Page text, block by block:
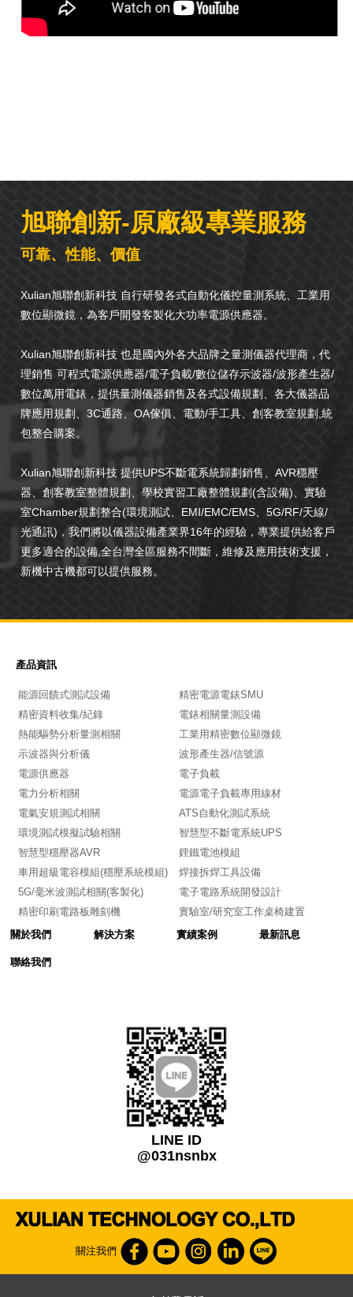
旭聯創新-原廠級專業服務
可靠、性能、價值
Xulian旭聯創新科技 自行研發各式自動化儀控量測系統、工業用
數位顯微鏡，為客戶開發客製化大功率電源供應器。
Xulian旭聯創新科技 也是國內外各大品牌之量測儀器代理商，代
理銷售 可程式電源供應器/電子負載/數位儲存示波器/波形產生器/
數位萬用電錶，提供量測儀器銷售及各式設備規劃、各大儀器品
牌應用規劃、3C通路、OA傢俱、電動/手工具、創客教室規劃,統
包整合購案。
Xulian旭聯創新科技 提供UPS不斷電系統歸劃銷售、AVR穩壓
器、創客教室整體規劃、學校實習工廠整體規劃(含設備)、實驗
室Chamber規劃整合(環境測試、EMI/EMC/EMS、5G/RF/天線/
光通訊)，我們將以儀器設備產業界16年的經驗，專業提供給客戶
更多適合的設備,全台灣全區服務不間斷，維修及應用技術支援，
新機中古機都可以提供服務。
產品資訊
能源回饋式測試設備
精密電源電錶SMU
精密資料收集/紀錄
電錶相關量測設備
熱能驅勢分析量測相關
工業用精密數位顯微鏡
示波器與分析儀
波形產生器/信號源
電源供應器
電子負載
電力分析相關
電源電子負載專用線材
電氣安規測試相關
ATS自動化測試系統
環境測試模擬試驗相關
智慧型不斷電系統UPS
智慧型穩壓器AVR
鋰鐵電池模組
車用超級電容模組(穩壓系統模組)
焊接拆焊工具設備
5G/毫米波測試相關(客製化)
電子電路系統開發設計
精密印刷電路板雕刻機
實驗室/研究室工作桌椅建置
關於我們
解決方案 實績案例 最新訊息
聯絡我們
LINE ID
@031nsnbx
關注我們